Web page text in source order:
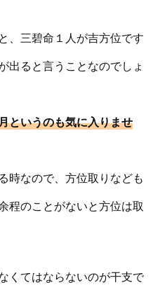
、三碧命１人が吉方位です
出ると言うことなのでしょ
というのも気に入りませ
時なので、方位取りなども
程のことがないと方位は取
くてはならないのが干支で